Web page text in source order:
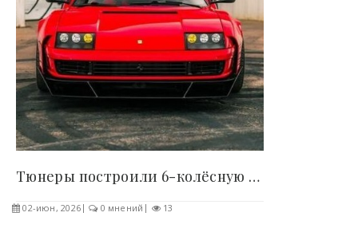
Тюнеры построили 6-колёсную Ferrari Testarossa..
02-июн, 2026 0 мнений 13